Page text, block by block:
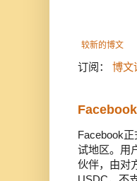
较新的博文
订阅： 博文
Facebook
试地区。用
伙伴，由对